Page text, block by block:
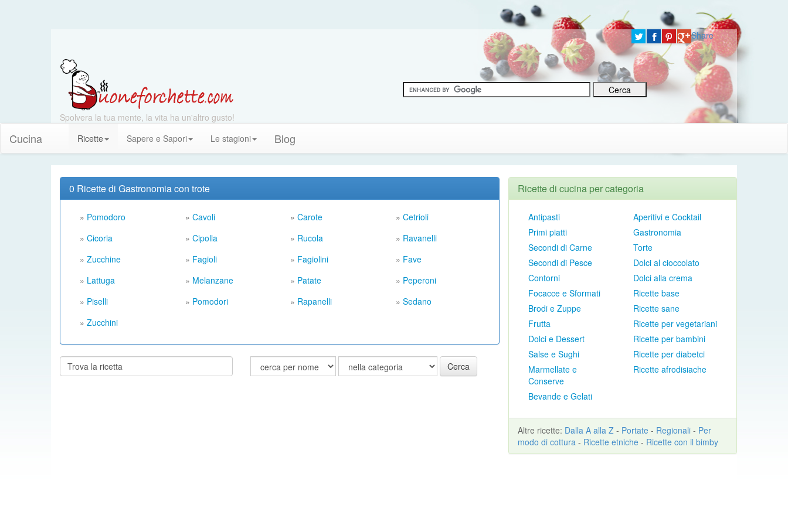
Share
Spolvera la tua mente, la vita ha un'altro gusto!
Cucina Ricette Sapere e Sapori Le stagioni Blog
0 Ricette di Gastronomia con trote
» Pomodoro » Cavoli » Carote » Cetrioli
» Cicoria » Cipolla » Rucola » Ravanelli
» Zucchine » Fagioli » Fagiolini » Fave
» Lattuga » Melanzane » Patate » Peperoni
» Piselli » Pomodori » Rapanelli » Sedano
» Zucchini
Cerca Cerca
Ricette di cucina per categoria
Antipasti
Primi piatti
Secondi di Carne
Secondi di Pesce
Contorni
Focacce e Sformati
Brodi e Zuppe
Frutta
Dolci e Dessert
Salse e Sughi
Marmellate e
Conserve
Bevande e Gelati
Aperitivi e Cocktail
Gastronomia
Torte
Dolci al cioccolato
Dolci alla crema
Ricette base
Ricette sane
Ricette per vegetariani
Ricette per bambini
Ricette per diabetci
Ricette afrodisiache
Altre ricette: Dalla A alla Z - Portate - Regionali - Per
modo di cottura - Ricette etniche - Ricette con il bimby